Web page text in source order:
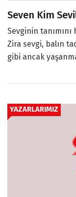
Seven Kim
Sevginin
Zira sevgi, balın
gibi ancak
YAZARLARIMIZ